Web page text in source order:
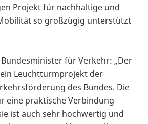
Projekt für nachhaltige und
so großzügig unterstützt
für Verkehr: „Der
ein Leuchtturmprojekt der
des Bundes. Die
eine praktische Verbindung
ist auch sehr hochwertig und